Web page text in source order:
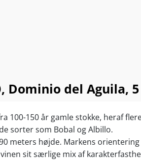
Dominio del Aguila,
100-150 år gamle stokke, heraf
sorter som Bobal og Albillo.
meters højde. Markens
sit særlige mix af